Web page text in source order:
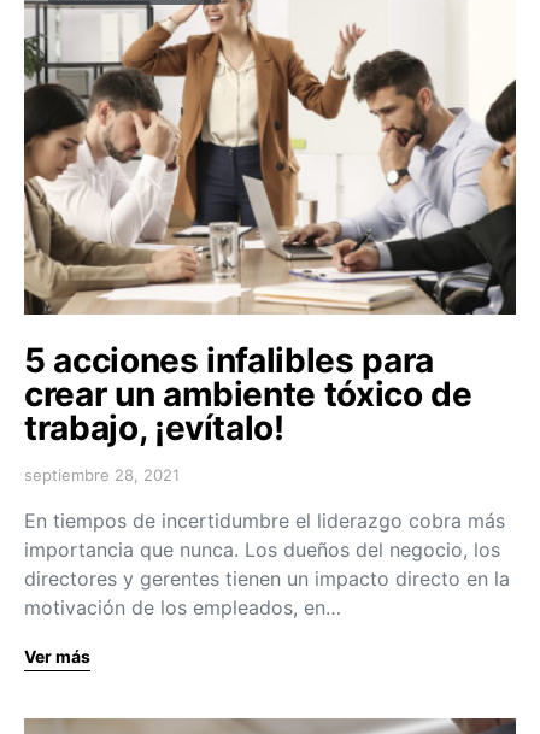
5 acciones infalibles para
crear un ambiente tóxico de
trabajo, ¡evítalo!
septiembre 28, 2021
En tiempos de incertidumbre el liderazgo cobra más
importancia que nunca. Los dueños del negocio, los
directores y gerentes tienen un impacto directo en la
motivación de los empleados, en…
Ver más